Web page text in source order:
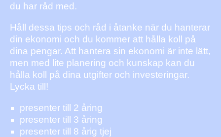
du har råd med.
Håll dessa tips och råd i åtanke när du hanterar
din ekonomi och du kommer att hålla koll på
dina pengar. Att hantera sin ekonomi är inte lätt,
men med lite planering och kunskap kan du
hålla koll på dina utgifter och investeringar.
Lycka till!
presenter till 2 åring
presenter till 3 åring
presenter till 8 årig tjej